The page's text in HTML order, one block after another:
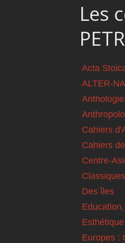
Les
Acta
ALTER-
Cahiers
Cahiers
Centre-
Des îles
Europes :